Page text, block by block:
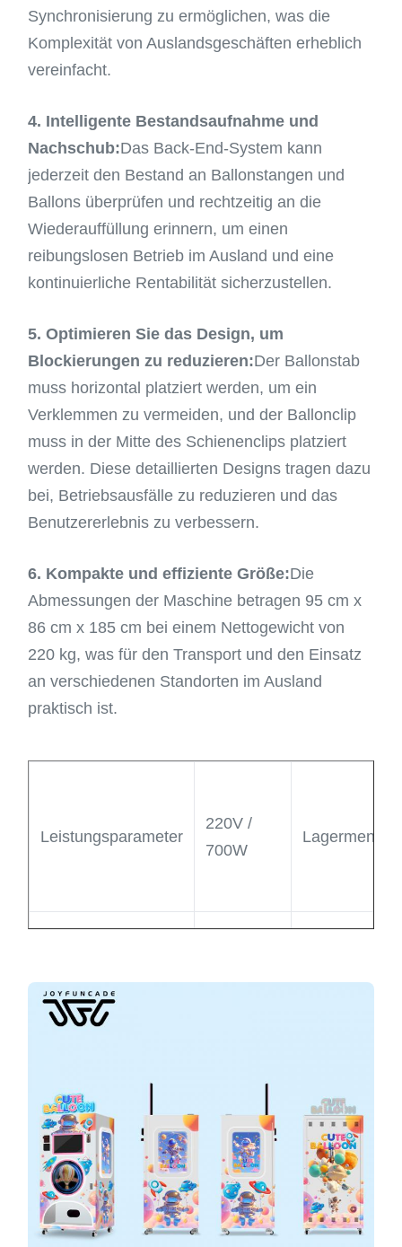
Synchronisierung zu ermöglichen, was die
Komplexität von Auslandsgeschäften erheblich
vereinfacht.
4. Intelligente Bestandsaufnahme und
Nachschub:Das Back-End-System kann
jederzeit den Bestand an Ballonstangen und
Ballons überprüfen und rechtzeitig an die
Wiederauffüllung erinnern, um einen
reibungslosen Betrieb im Ausland und eine
kontinuierliche Rentabilität sicherzustellen.
5. Optimieren Sie das Design, um
Blockierungen zu reduzieren:Der Ballonstab
muss horizontal platziert werden, um ein
Verklemmen zu vermeiden, und der Ballonclip
muss in der Mitte des Schienenclips platziert
werden. Diese detaillierten Designs tragen dazu
bei, Betriebsausfälle zu reduzieren und das
Benutzererlebnis zu verbessern.
6. Kompakte und effiziente Größe:Die
Abmessungen der Maschine betragen 95 cm x
86 cm x 185 cm bei einem Nettogewicht von
220 kg, was für den Transport und den Einsatz
an verschiedenen Standorten im Ausland
praktisch ist.
Leistungsparameter
220V /
700W
Lagermenge
H1850mm
Packmaß
L1050 x
B920 x
H1950mm
Bereich